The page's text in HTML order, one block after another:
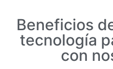
Beneficios
tecnología
con